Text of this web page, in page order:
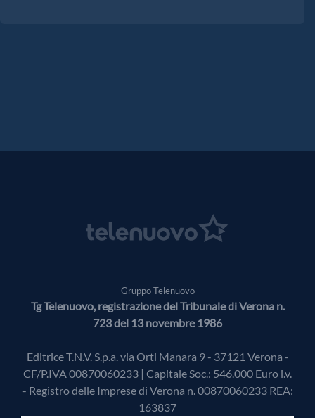
Gruppo Telenuovo
Tg Telenuovo, registrazione del Tribunale di Verona n.
723 del 13 novembre 1986
Editrice T.N.V. S.p.a. via Orti Manara 9 - 37121 Verona -
CF/P.IVA 00870060233 | Capitale Soc.: 546.000 Euro i.v.
- Registro delle Imprese di Verona n. 00870060233 REA:
163837